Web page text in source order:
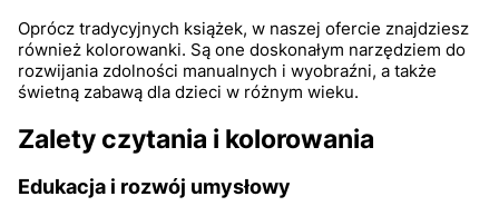
Oprócz tradycyjnych książek, w naszej ofercie znajdziesz
również kolorowanki. Są one doskonałym narzędziem do
rozwijania zdolności manualnych i wyobraźni, a także
świetną zabawą dla dzieci w różnym wieku.
Zalety czytania i kolorowania
Edukacja i rozwój umysłowy